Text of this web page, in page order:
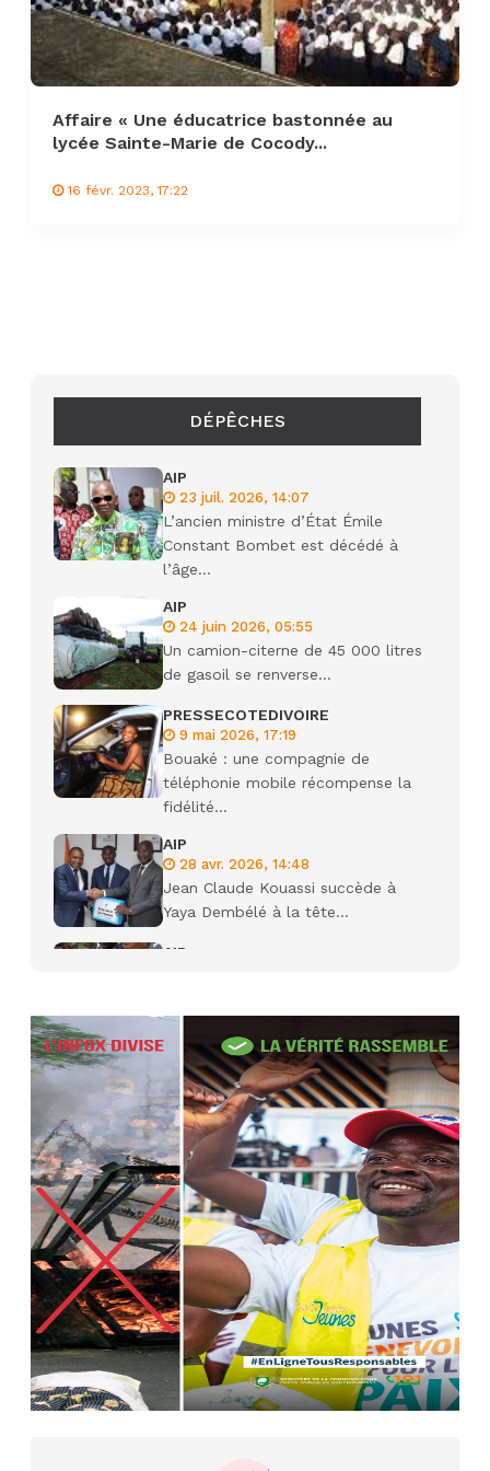
Affaire « Une éducatrice bastonnée au
lycée Sainte-Marie de Cocody...
16 févr. 2023, 17:22
DÉPÊCHES
AIP
23 juil. 2026, 14:07
L’ancien ministre d’État Émile
Constant Bombet est décédé à
l’âge...
AIP
24 juin 2026, 05:55
Un camion-citerne de 45 000 litres
de gasoil se renverse...
PRESSECOTEDIVOIRE
9 mai 2026, 17:19
Bouaké : une compagnie de
téléphonie mobile récompense la
fidélité...
AIP
28 avr. 2026, 14:48
Jean Claude Kouassi succède à
Yaya Dembélé à la tête...
AIP
Camara tué lors d’attaques...
22 avr. 2026, 16:41
Des bureaux ravagés dans un
incendie survenu à la mairie...
AIP
10 avr. 2026, 09:48
Nommé Médiateur de la
République, Gaoussou Touré prend
officiellement fonction
AIP
13 mars 2026, 10:43
Nécrologie : décès de Guillaume
Houphouët-Boigny, fils du Père
fondateur...